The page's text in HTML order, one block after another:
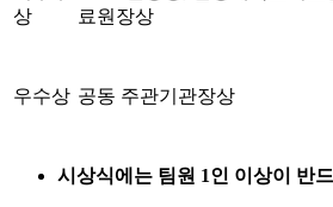
상
료원장상
우수상 공동 주관기관장상
시상식에는 팀원 1인 이상이 반